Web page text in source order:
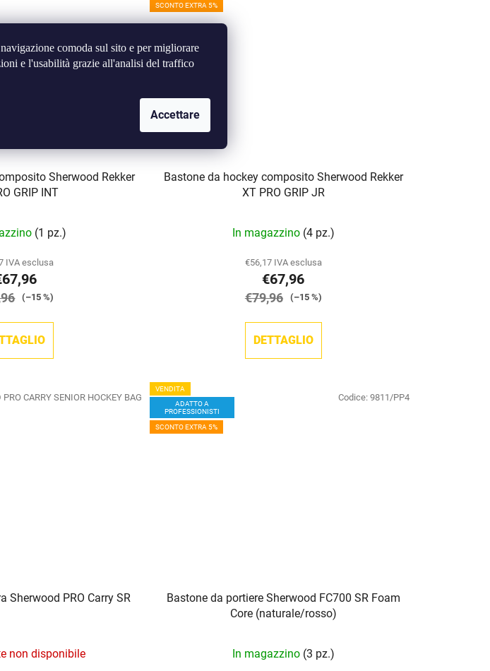
comoda sul sito e per migliorare
e l'usabilità grazie all'analisi del traffico
Accettare
Sherwood Rekker
GRIP INT
(1 pz.)
IVA esclusa
(–15 %)
SCONTO EXTRA 5%
Bastone da hockey composito Sherwood Rekker
XT PRO GRIP JR
In magazzino (4 pz.)
€56,17 IVA esclusa
€67,96
€79,96 (–15 %)
DETTAGLIO
Sherwood PRO Carry SR
valutazione
non disponibile
CARRY SENIOR HOCKEY BAG
VENDITA
ADATTO A
PROFESSIONISTI
SCONTO EXTRA 5%
Bastone da portiere Sherwood FC700 SR Foam
Core (naturale/rosso)
In magazzino (3 pz.)
Codice: 9811/PP4